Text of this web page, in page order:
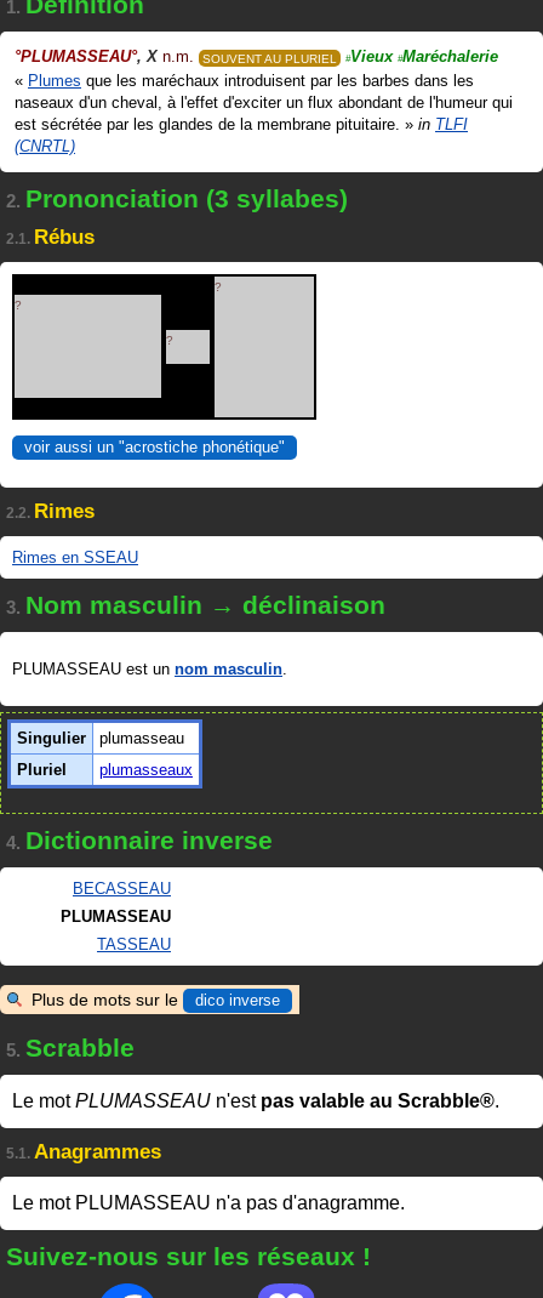
1.
°PLUMASSEAU°,X n.m. SOUVENT AU PLURIEL #Vieux #Maréchalerie
« Plumes que les maréchaux introduisent par les barbes dans les
naseaux d'un cheval, à l'effet d'exciter un flux abondant de l'humeur qui
est sécrétée par les glandes de la membrane pituitaire. » in TLFI
(CNRTL)
2. Prononciation (3 syllabes)
2.1. Rébus
?
?
?
voir aussi un "acrostiche phonétique"
2.2. Rimes
Rimes en SSEAU
3. Nom masculin → déclinaison
PLUMASSEAU est un nom masculin.
Singulier
plumasseau
Pluriel
plumasseaux
4. Dictionnaire inverse
BECASSEAU
PLUMASSEAU
TASSEAU
Plus de mots sur le dico inverse
5. Scrabble
Le motPLUMASSEAU n'est pas valable au Scrabble®.
5.1. Anagrammes
Le mot PLUMASSEAU n'a pas d'anagramme.
Suivez-nous sur les réseaux !